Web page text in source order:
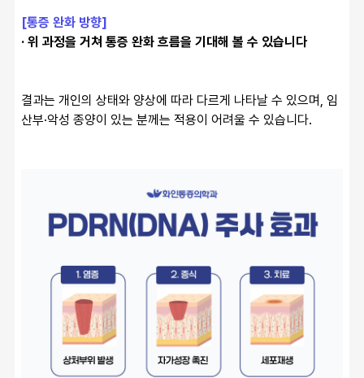
[통증 완화 방향]
· 위 과정을 거쳐 통증 완화 흐름을 기대해 볼 수 있습니다
결과는 개인의 상태와 양상에 따라 다르게 나타날 수 있으며, 임
산부·악성 종양이 있는 분께는 적용이 어려울 수 있습니다.